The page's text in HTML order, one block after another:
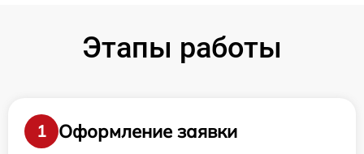
Этапы работы
1
Оформление заявки